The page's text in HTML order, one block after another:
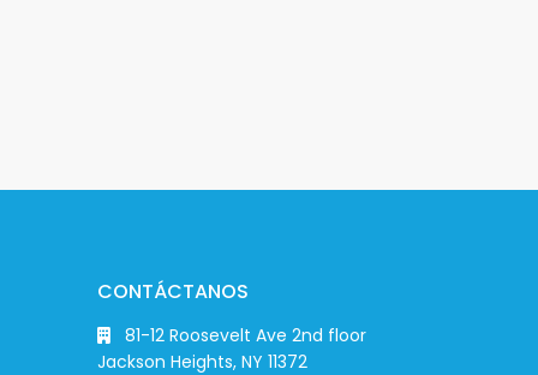
CONTÁCTANOS
81-12 Roosevelt Ave 2nd floor
Jackson Heights, NY 11372